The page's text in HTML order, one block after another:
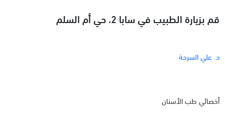
قم بزيارة الطبيب في سابا 2، حي أم السلم
د. علي السرحة
أخصائي طب الأسنان